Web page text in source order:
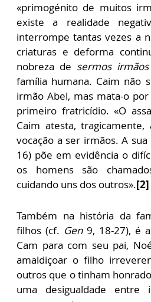
«primogénito de muitos
existe a realidade
interrompe tantas vezes a
criaturas e deforma
nobreza de sermos
família humana. Caim não
irmão Abel, mas mata-o
primeiro fratricídio. «O
Caim atesta,
vocação a ser irmãos. A
16) põe em evidência o
os homens são
cuidando uns dos outros».[2]
Também na história da
filhos (cf. Gen9, 18-27), é
Cam para com seu pai,
amaldiçoar o filho
outros que o tinham
uma desigualdade entre